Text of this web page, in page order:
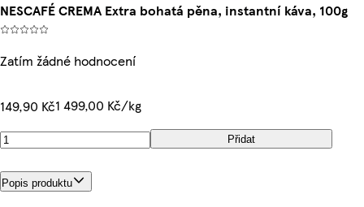
NESCAFÉ CREMA Extra bohatá pěna, instantní káva, 100g
Zatím žádné hodnocení
149,90 Kč1 499,00 Kč/kg
Přidat
Popis produktu